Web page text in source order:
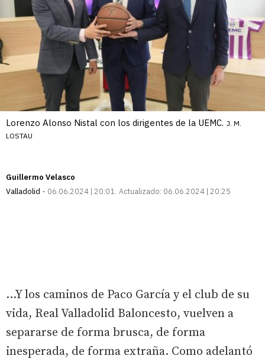
Lorenzo Alonso Nistal con los dirigentes de la UEMC. J. M.
LOSTAU
Guillermo Velasco
Valladolid
06.06.2024 | 20:01 Actualizado: 06.06.2024 | 20:25
...Y los caminos de Paco García y el club de su
vida, Real Valladolid Baloncesto, vuelven a
separarse de forma brusca, de forma
inesperada, de forma extraña. Como adelantó